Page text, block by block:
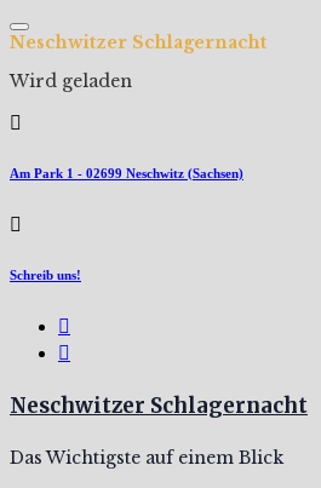
Zum
Inhalt
Neschwitzer Schlagernacht
Wird geladen
Am Park 1 - 02699 Neschwitz (Sachsen)
Schreib uns!
Neschwitzer Schlagernacht
Das Wichtigste auf einem Blick